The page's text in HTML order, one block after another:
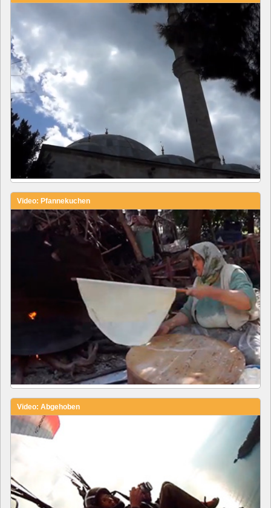
Video: Pfannekuchen
Video: Abgehoben